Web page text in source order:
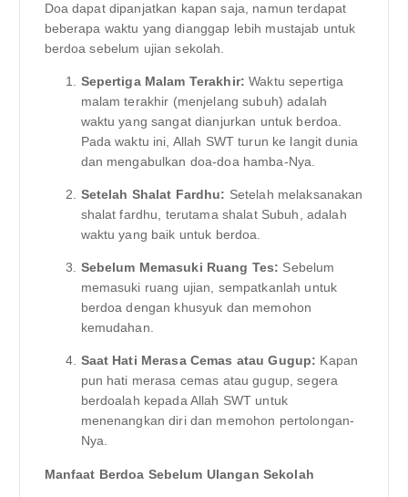
Doa dapat dipanjatkan kapan saja, namun terdapat
beberapa waktu yang dianggap lebih mustajab untuk
berdoa sebelum ujian sekolah.
Sepertiga Malam Terakhir: Waktu sepertiga
malam terakhir (menjelang subuh) adalah
waktu yang sangat dianjurkan untuk berdoa.
Pada waktu ini, Allah SWT turun ke langit dunia
dan mengabulkan doa-doa hamba-Nya.
Setelah Shalat Fardhu: Setelah melaksanakan
shalat fardhu, terutama shalat Subuh, adalah
waktu yang baik untuk berdoa.
Sebelum Memasuki Ruang Tes: Sebelum
memasuki ruang ujian, sempatkanlah untuk
berdoa dengan khusyuk dan memohon
kemudahan.
Saat Hati Merasa Cemas atau Gugup: Kapan
pun hati merasa cemas atau gugup, segera
berdoalah kepada Allah SWT untuk
menenangkan diri dan memohon pertolongan-
Nya.
Manfaat Berdoa Sebelum Ulangan Sekolah